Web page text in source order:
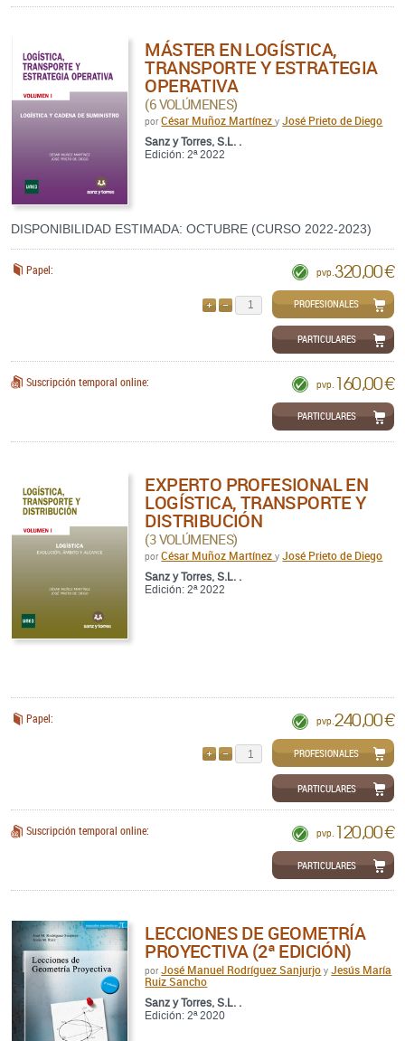
MÁSTER EN LOGÍSTICA,
TRANSPORTE Y ESTRATEGIA
OPERATIVA
(6 VOLÚMENES)
porCésar Muñoz MartínezyJosé Prieto de Diego
Sanz y Torres, S.L. .
Edición: 2ª 2022
DISPONIBILIDAD ESTIMADA: OCTUBRE (CURSO 2022-2023)
Papel: pvp. 320,00 €
QUITARPROFESIONALES
PARTICULARES
Suscripción temporal online: pvp. 160,00 €
PARTICULARES
EXPERTO PROFESIONAL EN
LOGÍSTICA, TRANSPORTE Y
DISTRIBUCIÓN
(3 VOLÚMENES)
porCésar Muñoz Martínezy José Prieto de Diego
Sanz y Torres, S.L. .
Edición: 2ª 2022
Papel: pvp. 240,00 €
QUITARPROFESIONALES
PARTICULARES
Suscripción temporal online: pvp. 120,00 €
PARTICULARES
LECCIONES DE GEOMETRÍA
PROYECTIVA (2ª EDICIÓN)
porJosé Manuel Rodríguez Sanjurjo yJesús María
Ruiz Sancho
Sanz y Torres, S.L. .
Edición: 2ª 2020